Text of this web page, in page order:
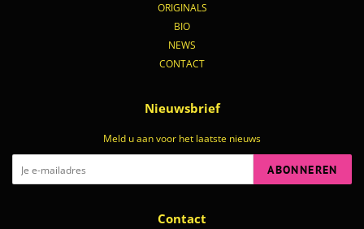
ORIGINALS
BIO
NEWS
CONTACT
Nieuwsbrief
Meld u aan voor het laatste nieuws
ABONNEREN
Contact